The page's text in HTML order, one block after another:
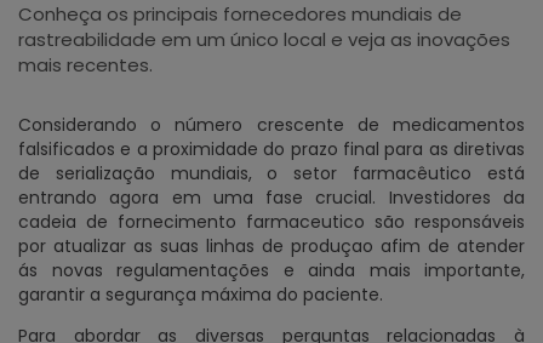
Conheça os principais fornecedores mundiais de
rastreabilidade em um único local e veja as inovações
mais recentes.
Considerando o número crescente de medicamentos
falsificados e a proximidade do prazo final para as diretivas
de serialização mundiais, o setor farmacêutico está
entrando agora em uma fase crucial. Investidores da
cadeia de fornecimento farmaceutico são responsáveis
por atualizar as suas linhas de produçao afim de atender
ás novas regulamentações e ainda mais importante,
garantir a segurança máxima do paciente.
Para abordar as diversas perguntas relacionadas à